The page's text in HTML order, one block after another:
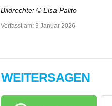
Bildrechte: ©️ Elsa Palito
Verfasst am:3 Januar 2026
WEITERSAGEN